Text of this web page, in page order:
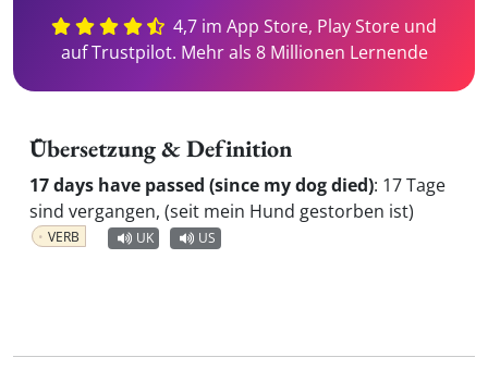
4,7 im App Store, Play Store und
auf Trustpilot. Mehr als 8 Millionen Lernende
Übersetzung & Definition
17 days have passed (since my dog died): 17 Tage
sind vergangen, (seit mein Hund gestorben ist)
VERB UK US